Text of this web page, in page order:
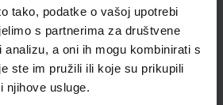
tako, podatke o vašoj upotrebi
s partnerima za društvene
analizu, a oni ih mogu kombinirati s
ste im pružili ili koje su prikupili
njihove usluge.prijava